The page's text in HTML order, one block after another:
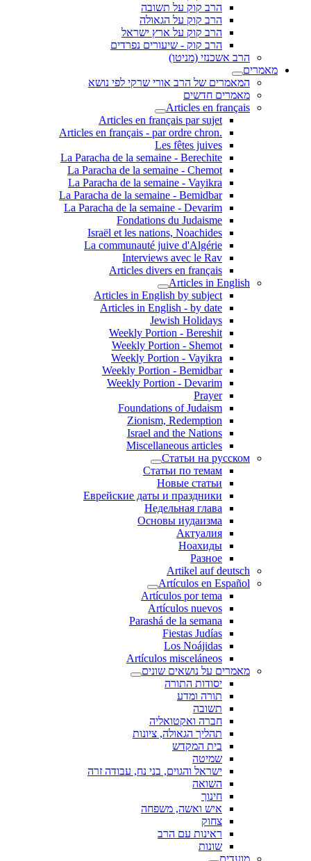
הרב קוק על תשובה
הרב קוק על הגאולה
הרב קוק על ארץ ישראל
הרב קוק - שיעורים נפרדים
הרב אשכנזי (מניטו)
מאמרים
המאמרים של הרב אורי שרקי לפי נושא
מאמרים חדשים
Articles en français
Articles en français par sujet
.Articles en français - par ordre chron
Les fêtes juives
La Paracha de la semaine - Berechite
La Paracha de la semaine - Chemot
La Paracha de la semaine - Vayikra
La Paracha de la semaine - Bemidbar
La Paracha de la semaine - Devarim
Fondations du Judaisme
Israël et les nations, Noachides
La communauté juive d'Algérie
Interviews avec le Rav
Articles divers en français
Articles in English
Articles in English by subject
Articles in English - by date
Jewish Holidays
Weekly Portion - Bereshit
Weekly Portion - Shemot
Weekly Portion - Vayikra
Weekly Portion - Bemidbar
Weekly Portion - Devarim
Prayer
Foundations of Judaism
Zionism, Redemption
Israel and the Nations
Miscellaneous articles
Статьи на русском
Статьи по темам
Новые статьи
Еврейские даты и праздники
Недельная глава
Основы иудаизма
Актуалия
Ноахиды
Разное
Artikel auf deutsch
Artículos en Español
Artículos por tema
Artículos nuevos
Parashá de la semana
Fiestas Judías
Los Noájidas
Artículos misceláneos
מאמרים על נושאים שונים
יסודות התורה
תורה ומדע
תשובה
חברה ואקטואליה
תהליך הגאולה, ציונות
בית המקדש
שמיטה
ישראל והגוים, בני נח, עבודה זרה
השואה
חינוך
איש ואשה, משפחה
צחוק
ראינות עם הרב
שונות
מועדים